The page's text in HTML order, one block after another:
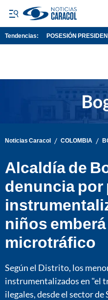
Tendencias: POSESIÓN
Noticias Caracol / COLOMBIA /
Alcaldía de
denuncia por
niños emberá
microtráfico
Según el Distrito, los
instrumentalizados en "el
ilegales, desde el sector de